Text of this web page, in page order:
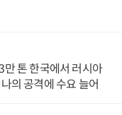
톤 한국에서 러시아
의 공격에 수요 늘어